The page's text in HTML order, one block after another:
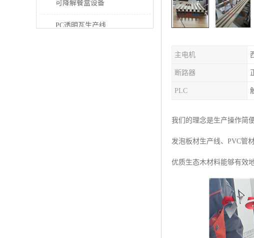
可降解餐盒设备
PC透明瓦生产线
主电机
断路器
PLC
我们的理念是生产操作简
发泡板材生产线、PVC管
优质生态木材料能够有效